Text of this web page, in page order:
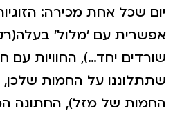
יום שכל אחת מכירה:
אפשרית עם 'מלול'
שורדים יחד…), החוויות עם
שתתלוננו על החמות שלכן,
החמות של מזל), החתונה